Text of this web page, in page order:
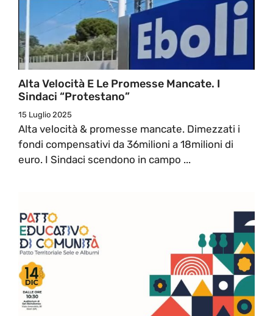
Alta Velocità E Le Promesse Mancate. I
Sindaci “protestano”
15 Luglio 2025
Alta velocità & promesse mancate. Dimezzati i
fondi compensativi da 36milioni a 18milioni di
euro. I Sindaci scendono in campo ...